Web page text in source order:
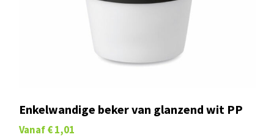
Enkelwandige beker van glanzend wit PP
Vanaf € 1,01